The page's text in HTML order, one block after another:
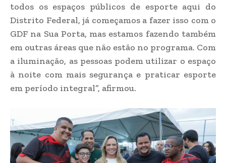
todos os espaços públicos de esporte aqui do
Distrito Federal, já começamos a fazer isso com o
GDF na Sua Porta, mas estamos fazendo também
em outras áreas que não estão no programa. Com
a iluminação, as pessoas podem utilizar o espaço
à noite com mais segurança e praticar esporte
em período integral”, afirmou.